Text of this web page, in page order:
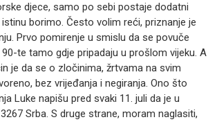
djece, samo po sebi postaje dodatni
borimo. Često volim reći, priznanje je
Prvo pomirenje u smislu da se povuče
te tamo gdje pripadaju u prošlom vijeku. A
je da se o zločinima, žrtvama na svim
bez vrijeđanja i negiranja. Ono što
Luke napišu pred svaki 11. juli da je u
Srba. S druge strane, moram naglasiti,